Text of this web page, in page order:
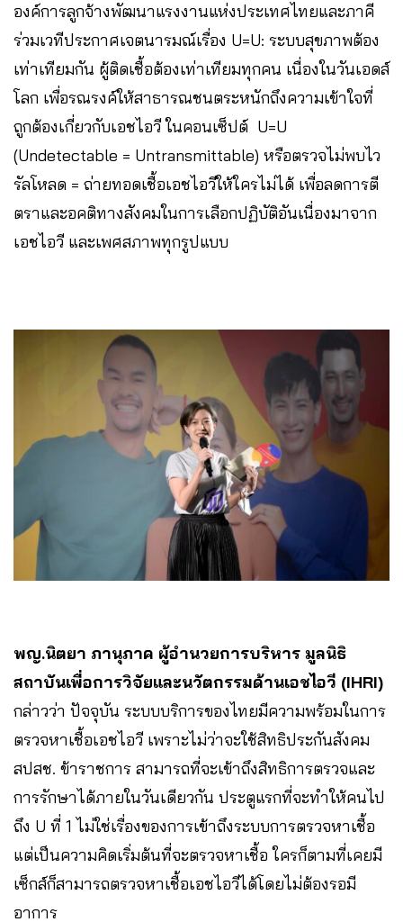
องค์การลูกจ้างพัฒนาแรงงานแห่งประเทศไทยและภาคี
ร่วมเวทีประกาศเจตนารมณ์เรื่อง U=U: ระบบสุขภาพต้อง
เท่าเทียมกัน ผู้ติดเชื้อต้องเท่าเทียมทุกคน เนื่องในวันเอดส์
โลก เพื่อรณรงค์ให้สาธารณชนตระหนักถึงความเข้าใจที่
ถูกต้องเกี่ยวกับเอชไอวี ในคอนเซ็ปต์ U=U
(Undetectable = Untransmittable) หรือตรวจไม่พบไว
รัลโหลด = ถ่ายทอดเชื้อเอชไอวีให้ใครไม่ได้ เพื่อลดการตี
ตราและอคติทางสังคมในการเลือกปฏิบัติอันเนื่องมาจาก
เอชไอวี และเพศสภาพทุกรูปแบบ
พญ.นิตยา ภานุภาค ผู้อำนวยการบริหาร มูลนิธิ
สถาบันเพื่อการวิจัยและนวัตกรรมด้านเอชไอวี (IHRI)
กล่าวว่า ปัจจุบัน ระบบบริการของไทยมีความพร้อมในการ
ตรวจหาเชื้อเอชไอวี เพราะไม่ว่าจะใช้สิทธิประกันสังคม
สปสช. ข้าราชการ สามารถที่จะเข้าถึงสิทธิการตรวจและ
การรักษาได้ภายในวันเดียวกัน ประตูแรกที่จะทำให้คนไป
ถึง U ที่ 1 ไม่ใช่เรื่องของการเข้าถึงระบบการตรวจหาเชื้อ
แต่เป็นความคิดเริ่มต้นที่จะตรวจหาเชื้อ ใครก็ตามที่เคยมี
เซ็กส์ก็สามารถตรวจหาเชื้อเอชไอวีได้โดยไม่ต้องรอมี
อาการ